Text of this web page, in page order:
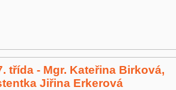
třída - Mgr. Kateřina Birková,
Jiřina Erkerová